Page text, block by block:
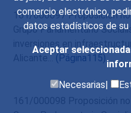
comercio electrónico,
datos estadísticos de su
Aceptar
Necesarias|
161/000097 Proposición
Grupo Parlamentario
inversiones en
Alicante... (Página115)
161/000098 Proposición